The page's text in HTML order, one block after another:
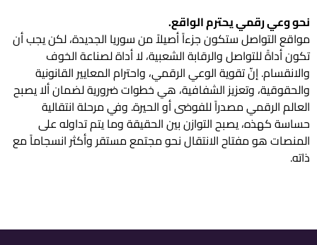
نحو وعي رقمي يحترم الواقع.
مواقع التواصل ستكون جزءاً أصيلاً من سوريا الجديدة، لكن يجب أن
تكون أداةً للتواصل والرقابة الشعبية، لا أداة لصناعة الخوف
والانقسام. إنّ تقوية الوعي الرقمي، واحترام المعايير القانونية
والحقوقية، وتعزيز الشفافية، هي خطوات ضرورية لضمان ألا يصبح
العالم الرقمي مصدراً للفوضى أو الحيرة. وفي مرحلة انتقالية
حساسة كهذه، يصبح التوازن بين الحقيقة وما يتم تداوله على
المنصات هو مفتاح الانتقال نحو مجتمع مستقر وأكثر انسجاماً مع
ذاته.